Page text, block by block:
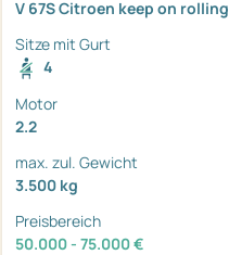
V 67S Citroen keep on rolling
Sitze mit Gurt
4
Motor
2.2
max. zul. Gewicht
3.500 kg
Preisbereich
50.000 - 75.000 €